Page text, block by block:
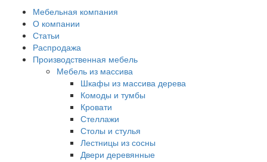
Мебельная компания
О компании
Статьи
Распродажа
Производственная мебель
Мебель из массива
Шкафы из массива дерева
Комоды и тумбы
Кровати
Стеллажи
Столы и стулья
Лестницы из сосны
Двери деревянные